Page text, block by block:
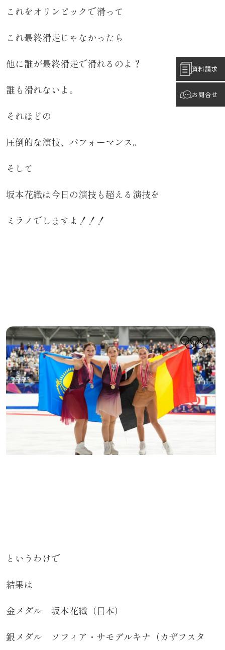
これをオリンピックで滑って
これ最終滑走じゃなかったら
他に誰が最終滑走で滑れるのよ？
誰も滑れないよ。
それほどの
圧倒的な演技、パフォーマンス。
そして
坂本花織は今日の演技も超える演技を
ミラノでしますよ！！！
というわけで
結果は
金メダル 坂本花織（日本）
銀メダル ソフィア・サモデルキナ（カザフスタ
資料請求
お問合せ